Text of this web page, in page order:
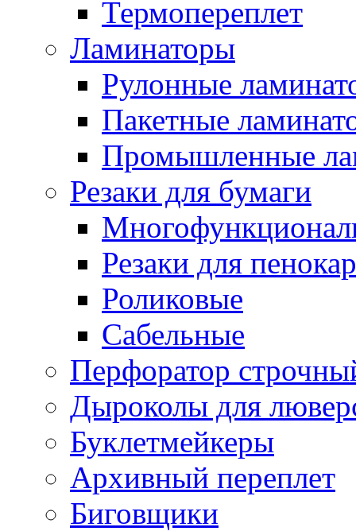
Термопереплет
Ламинаторы
Рулонные
Пакетные
Промышленные
Резаки для бумаги
Резаки для
Роликовые
Сабельные
Перфоратор
Дыроколы для
Буклетмейкеры
Архивный переплет
Биговщики